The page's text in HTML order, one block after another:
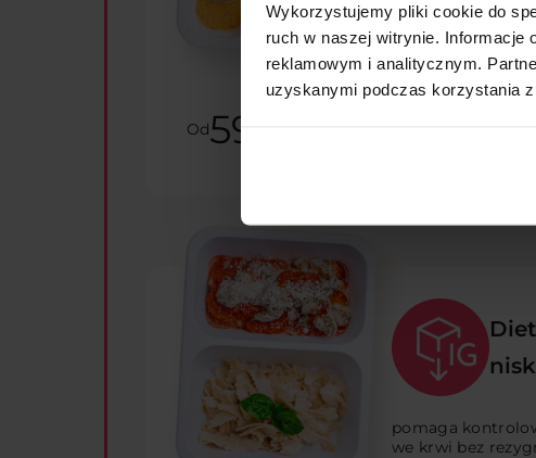
Wykorzystujemy pliki cookie do
ruch w naszej witrynie. Informacje
reklamowym i analitycznym.
uzyskanymi podczas korzystania z
Od59.99
bezpieczna i
odżywczych,
ciąży i
pomaga
we krwi bez